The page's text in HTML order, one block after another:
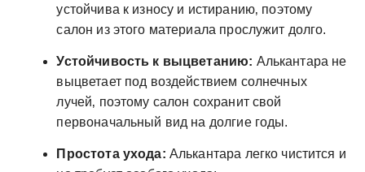
устойчива к износу и истиранию‚ поэтому
салон из этого материала прослужит долго.
Устойчивость к выцветанию: Алькантара не
выцветает под воздействием солнечных
лучей‚ поэтому салон сохранит свой
первоначальный вид на долгие годы.
Простота ухода: Алькантара легко чистится и